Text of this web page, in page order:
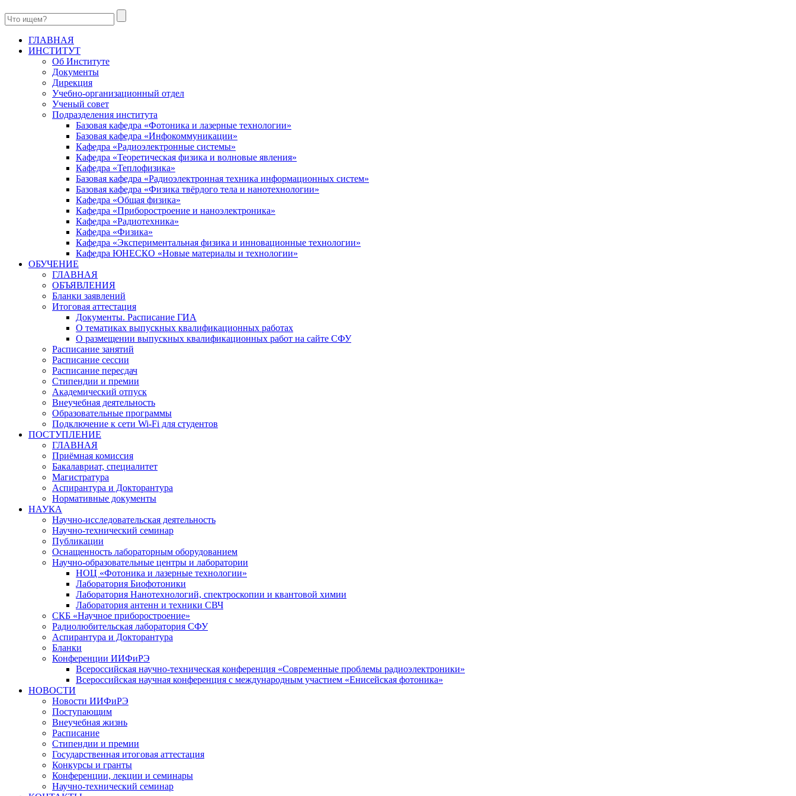
ГЛАВНАЯ
ИНСТИТУТ
Об Институте
Документы
Дирекция
Учебно-организационный отдел
Ученый совет
Подразделения института
Базовая кафедра «Фотоника и лазерные технологии»
Базовая кафедра «Инфокоммуникации»
Кафедра «Радиоэлектронные системы»
Кафедра «Теоретическая физика и волновые явления»
Кафедра «Теплофизика»
Базовая кафедра «Радиоэлектронная техника информационных систем»
Базовая кафедра «Физика твёрдого тела и нанотехнологии»
Кафедра «Общая физика»
Кафедра «Приборостроение и наноэлектроника»
Кафедра «Радиотехника»
Кафедра «Физика»
Кафедра «Экспериментальная физика и инновационные технологии»
Кафедра ЮНЕСКО «Новые материалы и технологии»
ОБУЧЕНИЕ
ГЛАВНАЯ
ОБЪЯВЛЕНИЯ
Бланки заявлений
Итоговая аттестация
Документы. Расписание ГИА
О тематиках выпускных квалификационных работах
О размещении выпускных квалификационных работ на сайте СФУ
Расписание занятий
Расписание сессии
Расписание пересдач
Стипендии и премии
Академический отпуск
Внеучебная деятельность
Образовательные программы
Подключение к сети Wi-Fi для студентов
ПОСТУПЛЕНИЕ
ГЛАВНАЯ
Приёмная комиссия
Бакалавриат, специалитет
Магистратура
Аспирантура и Докторантура
Нормативные документы
НАУКА
Научно-исследовательская деятельность
Научно-технический семинар
Публикации
Оснащенность лабораторным оборудованием
Научно-образовательные центры и лаборатории
НОЦ «Фотоника и лазерные технологии»
Лаборатория Биофотоники
Лаборатория Нанотехнологий, спектроскопии и квантовой химии
Лаборатория антенн и техники СВЧ
СКБ «Научное приборостроение»
Радиолюбительская лаборатория СФУ
Аспирантура и Докторантура
Бланки
Конференции ИИФиРЭ
Всероссийская научно-техническая конференция «Современные проблемы радиоэлектроники»
Всероссийская научная конференция с международным участием «Енисейская фотоника»
НОВОСТИ
Новости ИИФиРЭ
Поступающим
Внеучебная жизнь
Расписание
Стипендии и премии
Государственная итоговая аттестация
Конкурсы и гранты
Конференции, лекции и семинары
Научно-технический семинар